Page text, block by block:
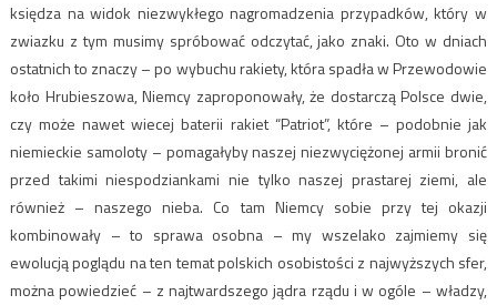
księdza na widok niezwykłego nagromadzenia przypadków, który w
zwiazku z tym musimy spróbować odczytać, jako znaki. Oto w dniach
ostatnich to znaczy – po wybuchu rakiety, która spadła w Przewodowie
koło Hrubieszowa, Niemcy zaproponowały, że dostarczą Polsce dwie,
czy może nawet wiecej baterii rakiet “Patriot”, które – podobnie jak
niemieckie samoloty – pomagałyby naszej niezwyciężonej armii bronić
przed takimi niespodziankami nie tylko naszej prastarej ziemi, ale
również – naszego nieba. Co tam Niemcy sobie przy tej okazji
kombinowały – to sprawa osobna – my wszelako zajmiemy się
ewolucją poglądu na ten temat polskich osobistości z najwyższych sfer,
można powiedzieć – z najtwardszego jądra rządu i w ogóle – władzy,